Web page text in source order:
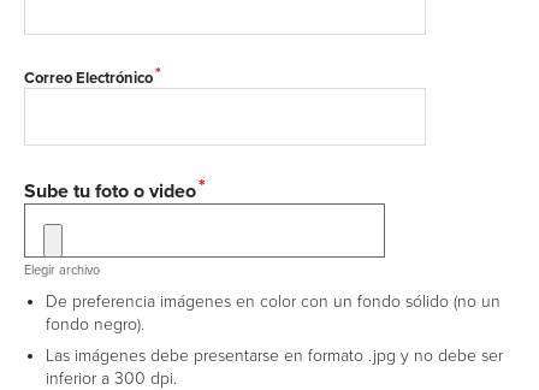
Correo Electrónico*
Sube tu foto o video*
Elegir archivo
De preferencia imágenes en color con un fondo sólido (no un
fondo negro).
Las imágenes debe presentarse en formato .jpg y no debe ser
inferior a 300 dpi.